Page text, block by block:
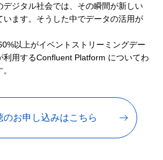
デジタル社会では、その瞬間が新しい
います。そうした中でデータの活用が
以上がイベントストリーミングデー
利用するConfluent Platform についてわ
のお申し込みはこちら